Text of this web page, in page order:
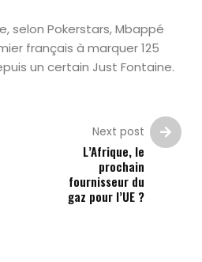
selon Pokerstars, Mbappé
français à marquer 125
un certain Just Fontaine.
Next post
L’Afrique, le
prochain
fournisseur du
gaz pour l’UE ?